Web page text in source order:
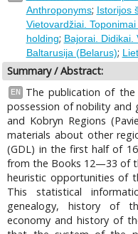
Anthroponyms; Istorijos
Vietovardžiai.
holding; Bajorai. Didikai.
Baltarusija (Belarus);
Summary / Abstract:
EN
The publication of
possession of nobility and
and Kobryn Regions
materials about other
(GDL) in the first half of
from the Books 12—33 of
heuristic opportunities of
This statistical
genealogy, history of
economy and history of